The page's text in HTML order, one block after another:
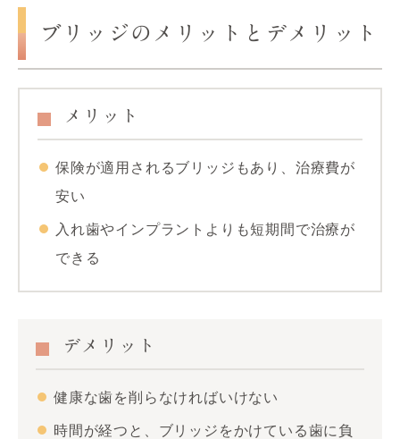
ブリッジのメリットとデメリット
メリット
保険が適用されるブリッジもあり、治療費が
安い
入れ歯やインプラントよりも短期間で治療が
できる
デメリット
健康な歯を削らなければいけない
時間が経つと、ブリッジをかけている歯に負